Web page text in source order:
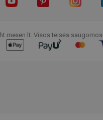
mexen.lt. Visos teisės saugomos.